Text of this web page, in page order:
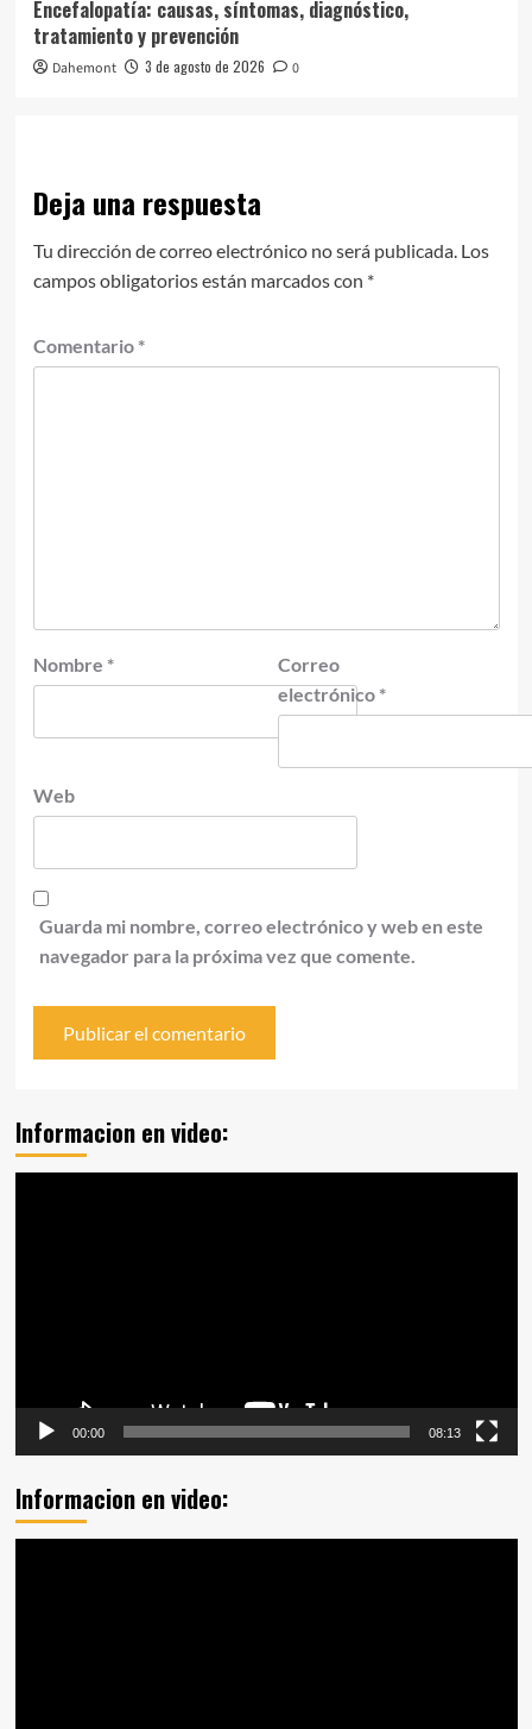
Encefalopatía: causas, síntomas, diagnóstico,
tratamiento y prevención
Dahemont 3 de agosto de 2026 0
Deja una respuesta
Tu dirección de correo electrónico no será publicada. Los
campos obligatorios están marcados con *
Comentario *
Nombre *
Correo
electrónico *
Web
Guarda mi nombre, correo electrónico y web en este
navegador para la próxima vez que comente.
Informacion en video:
00:00 08:13
Informacion en video: